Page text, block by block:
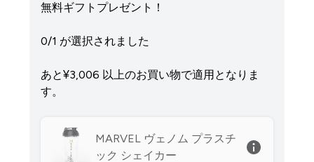
無料ギフトプレゼント！
0/1 が選択されました
あと¥3,006‎ 以上のお買い物で適用となりま
す。
MARVEL ヴェノム プラスチ
ック シェイカー